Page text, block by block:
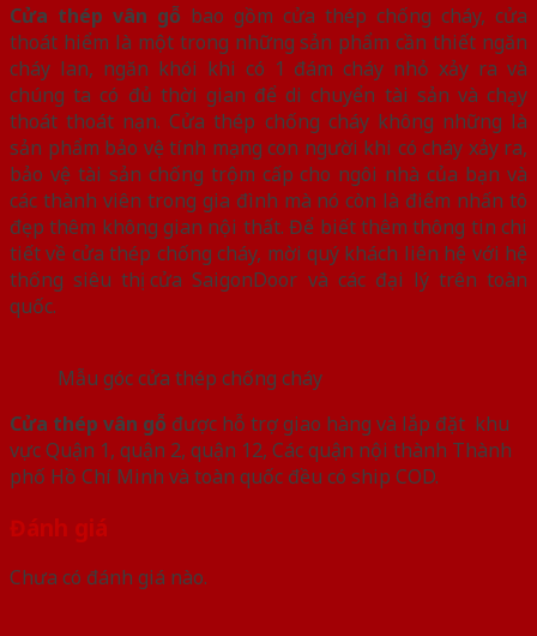
Cửa thép vân gỗ bao gồm cửa thép chống cháy, cửa
thoát hiểm là một trong những sản phẩm cần thiết ngăn
cháy lan, ngăn khói khi có 1 đám cháy nhỏ xảy ra và
chúng ta có đủ thời gian để di chuyển tài sản và chạy
thoát thoát nạn. Cửa thép chống cháy không những là
sản phẩm bảo vệ tính mạng con người khi có cháy xảy ra,
bảo vệ tài sản chống trộm cấp cho ngôi nhà của bạn và
các thành viên trong gia đình mà nó còn là điểm nhấn tô
đẹp thêm không gian nội thất. Để biết thêm thông tin chi
tiết về cửa thép chống cháy, mời quý khách liên hệ với hệ
thống siêu thị cửa SaigonDoor và các đại lý trên toàn
quốc.
Mẫu góc cửa thép chống cháy
Cửa thép vân gỗ được hỗ trợ giao hàng và lắp đặt khu
vực Quận 1, quận 2, quận 12, Các quận nội thành Thành
phố Hồ Chí Minh và toàn quốc đều có ship COD.
Đánh giá
Chưa có đánh giá nào.